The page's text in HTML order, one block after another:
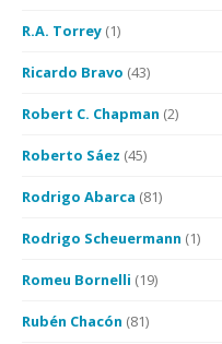
R.A. Torrey (1)
Ricardo Bravo (43)
Robert C. Chapman (2)
Roberto Sáez (45)
Rodrigo Abarca (81)
Rodrigo Scheuermann (1)
Romeu Bornelli (19)
Rubén Chacón (81)